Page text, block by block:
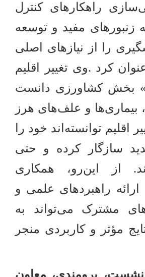
راهکارهای کنترل
زنبورهای مفید و توسعه
را از نیازهای اصلی
کرد .وی تغییر اقلیم
بخش کشاورزی دانست
بیماری‌ها و علف‌های هرز
اقلیم توانسته‌اند خود را
سازگار کرده و حتی
از این‌رو، همکاری
راهبردهای علمی و
مشترک می‌تواند به
مؤثر و کاربردی منجر